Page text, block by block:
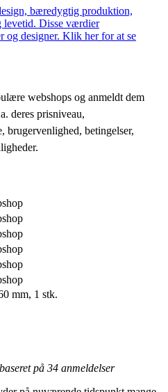
bæredygtig produktion,
levetid. Disse værdier
og designer. Klik her for at se
webshops og anmeldt dem
deres prisniveau,
brugervenlighed, betingelser,
mm, 1 stk.
på 34 anmeldelser